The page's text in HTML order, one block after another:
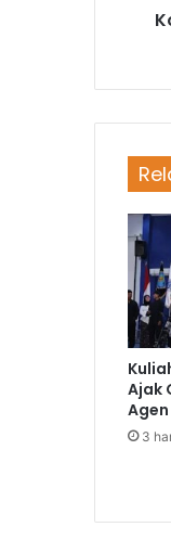
Ajak
3